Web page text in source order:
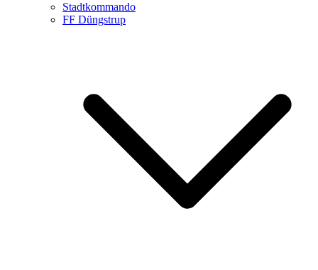
Stadtkommando
FF Düngstrup